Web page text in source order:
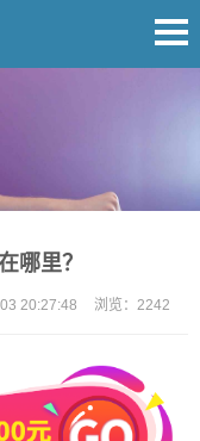
哪里？
20:27:48 浏览： 2242